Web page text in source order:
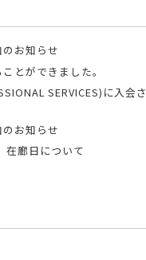
お知らせ
とができました。
SERVICES)に入会
お知らせ
在廊日について